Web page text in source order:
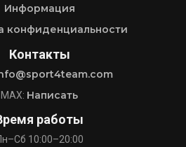
Информация
конфиденциальности
Контакты
MAX: Написать
работы
10:00–20:00